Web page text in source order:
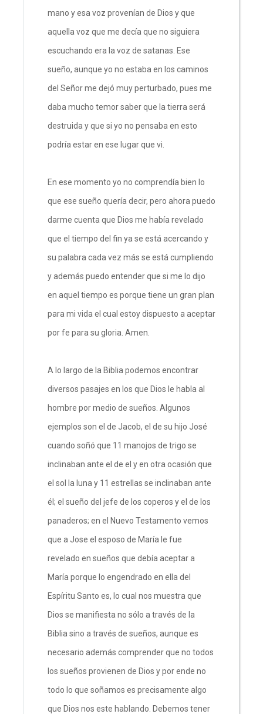
mano y esa voz provenían de Dios y que
aquella voz que me decía que no siguiera
escuchando era la voz de satanas. Ese
sueño, aunque yo no estaba en los caminos
del Señor me dejó muy perturbado, pues me
daba mucho temor saber que la tierra será
destruida y que si yo no pensaba en esto
podría estar en ese lugar que vi.
En ese momento yo no comprendía bien lo
que ese sueño quería decir, pero ahora puedo
darme cuenta que Dios me había revelado
que el tiempo del fin ya se está acercando y
su palabra cada vez más se está cumpliendo
y además puedo entender que si me lo dijo
en aquel tiempo es porque tiene un gran plan
para mi vida el cual estoy dispuesto a aceptar
por fe para su gloria. Amen.
A lo largo de la Biblia podemos encontrar
diversos pasajes en los que Dios le habla al
hombre por medio de sueños. Algunos
ejemplos son el de Jacob, el de su hijo José
cuando soñó que 11 manojos de trigo se
inclinaban ante el de el y en otra ocasión que
el sol la luna y 11 estrellas se inclinaban ante
él; el sueño del jefe de los coperos y el de los
panaderos; en el Nuevo Testamento vemos
que a Jose el esposo de María le fue
revelado en sueños que debía aceptar a
María porque lo engendrado en ella del
Espíritu Santo es, lo cual nos muestra que
Dios se manifiesta no sólo a través de la
Biblia sino a través de sueños, aunque es
necesario además comprender que no todos
los sueños provienen de Dios y por ende no
todo lo que soñamos es precisamente algo
que Dios nos este hablando. Debemos tener